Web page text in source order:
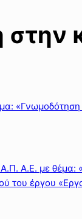
Α.Ε. με
του έργου